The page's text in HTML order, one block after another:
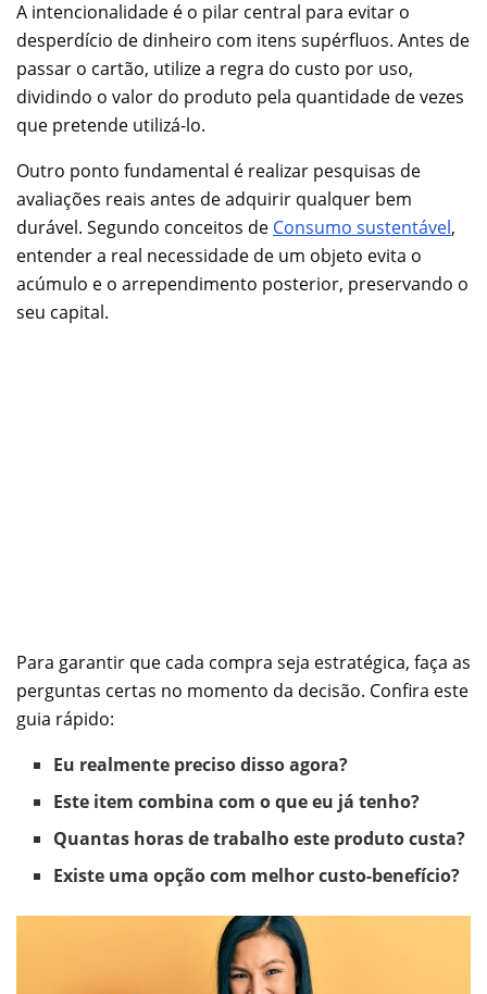
A intencionalidade é o pilar central para evitar o
desperdício de dinheiro com itens supérfluos. Antes de
passar o cartão, utilize a regra do custo por uso,
dividindo o valor do produto pela quantidade de vezes
que pretende utilizá-lo.
Outro ponto fundamental é realizar pesquisas de
avaliações reais antes de adquirir qualquer bem
durável. Segundo conceitos de Consumo sustentável,
entender a real necessidade de um objeto evita o
acúmulo e o arrependimento posterior, preservando o
seu capital.
Para garantir que cada compra seja estratégica, faça as
perguntas certas no momento da decisão. Confira este
guia rápido:
Eu realmente preciso disso agora?
Este item combina com o que eu já tenho?
Quantas horas de trabalho este produto custa?
Existe uma opção com melhor custo-benefício?